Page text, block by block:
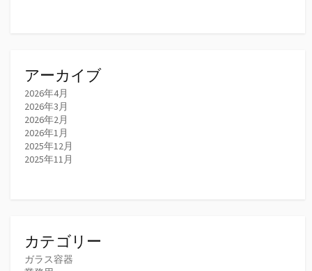
アーカイブ
2026年4月
2026年3月
2026年2月
2026年1月
2025年12月
2025年11月
カテゴリー
ガラス容器